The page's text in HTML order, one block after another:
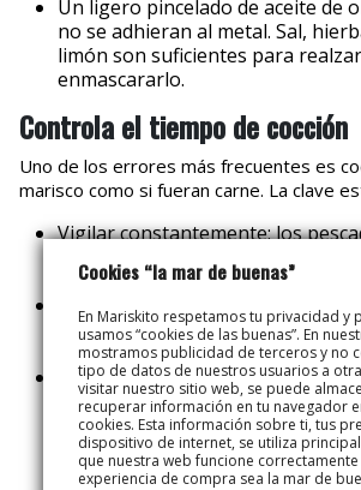
Un ligero pincelado de aceite de
no se adhieran al metal. Sal,
limón son suficientes para
enmascararlo.
Controla el tiempo de cocción
Uno de los errores más frecuentes es
marisco como si fueran carne. La clave
Vigilar constantemente: los
cocinan muy rápido, a veces en
minutos por cada lado.
Punto justo
retira los pescados y
parrilla cuando estén al dente,
resequen.
Diferencias según tipo: los
cocinan más rápido que los
grandes requieren un poco más
mientras que los pequeños se
instante.
Cookies “la mar de buenas”
En Mariskito respetamos tu privacidad y
usamos “cookies de las buenas”. En
mostramos publicidad de terceros y no
tipo de datos de nuestros usuarios a
visitar nuestro sitio web, se puede
recuperar información en tu navegador
cookies. Esta información sobre ti, tus
dispositivo de internet, se utiliza
que nuestra web funcione correctamente
experiencia de compra sea la mar de